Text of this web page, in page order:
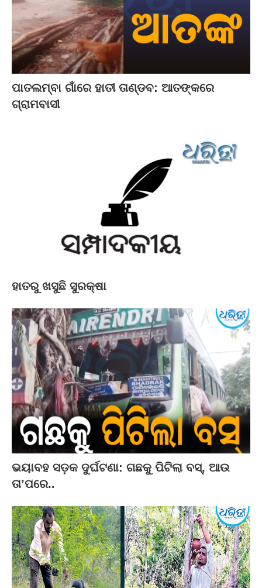
ପାତଲମ୍ବା ଗାଁରେ ହାତୀ ତାଣ୍ଡବ: ଆତଙ୍କରେ
ଗ୍ରାମବାସୀ
ହାତରୁ ଖସୁଛି ସୁରକ୍ଷା
ଭୟାବହ ସଡ଼କ ଦୁର୍ଘଟଣା: ଗଛକୁ ପିଟିଲା ବସ୍‌, ଆଉ
ତା’ପରେ..